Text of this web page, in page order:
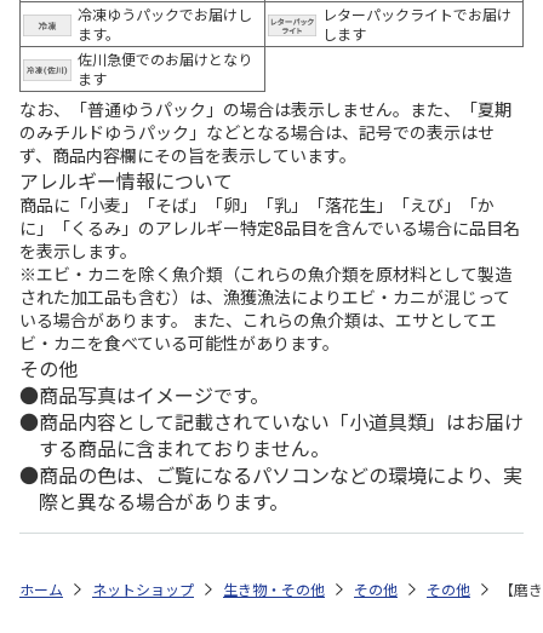
冷凍ゆうパックでお届けし
ます。
レターパックライトでお届け
します
佐川急便でのお届けとなり
ます
なお、「普通ゆうパック」の場合は表示しません。また、「夏期
のみチルドゆうパック」などとなる場合は、記号での表示はせ
ず、商品内容欄にその旨を表示しています。
アレルギー情報について
商品に「小麦」「そば」「卵」「乳」「落花生」「えび」「か
に」「くるみ」のアレルギー特定8品目を含んでいる場合に品目名
を表示します。
※エビ・カニを除く魚介類（これらの魚介類を原材料として製造
された加工品も含む）は、漁獲漁法によりエビ・カニが混じって
いる場合があります。 また、これらの魚介類は、エサとしてエ
ビ・カニを食べている可能性があります。
その他
商品写真はイメージです。
商品内容として記載されていない「小道具類」はお届け
する商品に含まれておりません。
商品の色は、ご覧になるパソコンなどの環境により、実
際と異なる場合があります。
ホーム ネットショップ 生き物・その他 その他 その他 【磨